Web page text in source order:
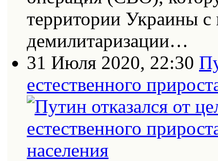
территории Украины
демилитаризации…
31 Июля 2020, 22:30
естественного